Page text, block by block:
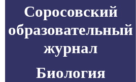
Соросовский
образовательный
журнал
Биология